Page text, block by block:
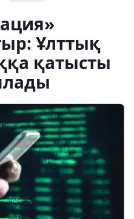
Ұлттық
қатысты